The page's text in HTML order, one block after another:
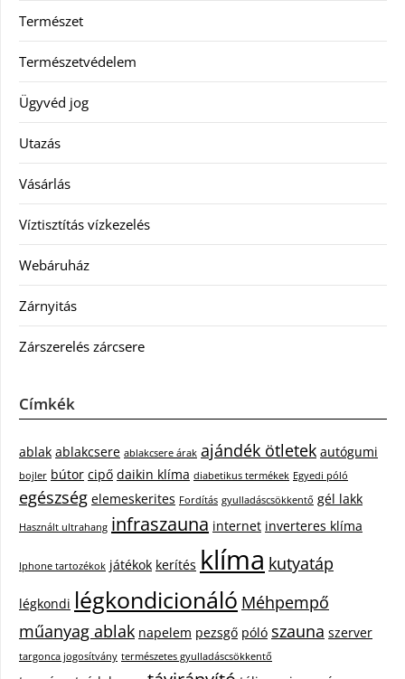
Természet
Természetvédelem
Ügyvéd jog
Utazás
Vásárlás
Víztisztítás vízkezelés
Webáruház
Zárnyitás
Zárszerelés zárcsere
Címkék
ablak ablakcsere ablakcsere árak ajándék ötletek autógumi
bojler bútor cipő daikin klíma diabetikus termékek Egyedi póló
egészség elemeskerites Fordítás gyulladáscsökkentő gél lakk
Használt ultrahang infraszauna internet inverteres klíma
Iphone tartozékok játékok kerítés klíma kutyatáp
légkondi légkondicionáló Méhpempő
műanyag ablak napelem pezsgő póló szauna szerver
targonca jogosítvány természetes gyulladáscsökkentő